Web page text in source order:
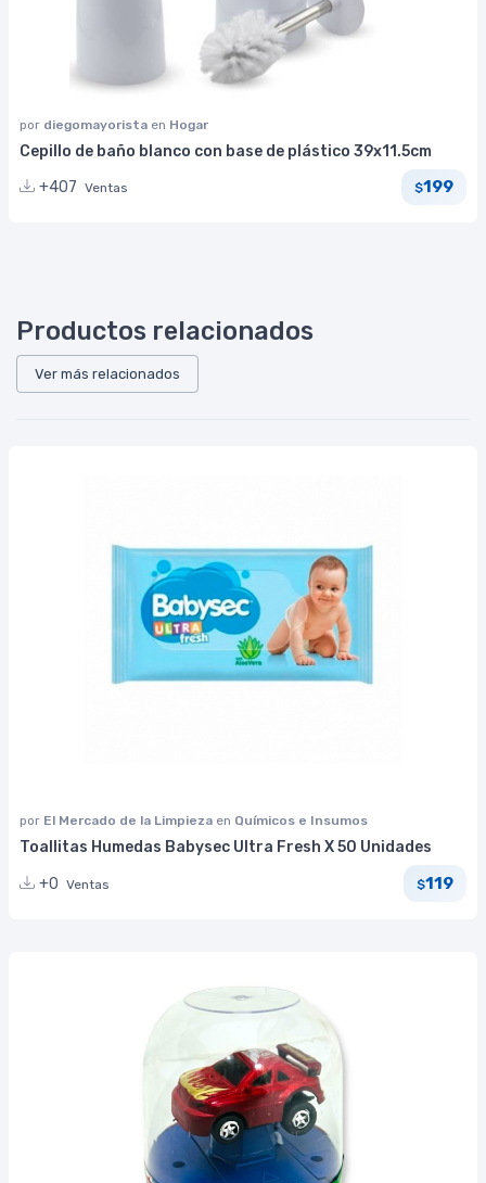
por diegomayorista en Hogar
Cepillo de baño blanco con base de plástico 39x11.5cm
+407 Ventas $199
Productos relacionados
Ver más relacionados
por El Mercado de la Limpieza en Químicos e Insumos
Toallitas Humedas Babysec Ultra Fresh X 50 Unidades
+0 Ventas $119